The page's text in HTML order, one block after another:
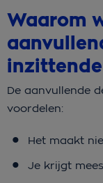
Waarom
De aanvullende
voordelen:
Het maakt
Je krijgt